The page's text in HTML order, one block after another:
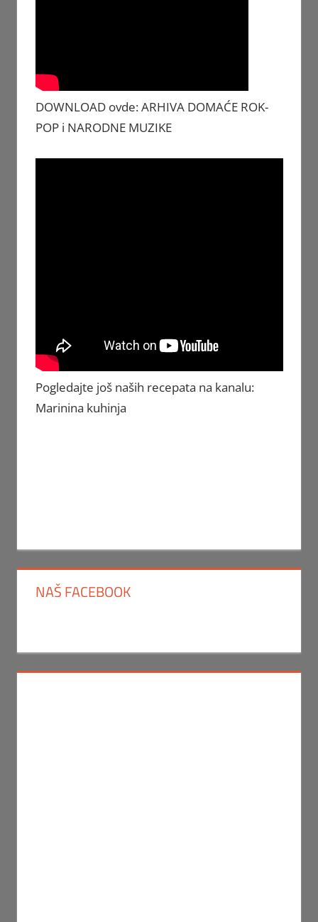
DOWNLOAD ovde: ARHIVA DOMAĆE ROK-
POP i NARODNE MUZIKE
Pogledajte još naših recepata na kanalu:
Marinina kuhinja
NAŠ FACEBOOK